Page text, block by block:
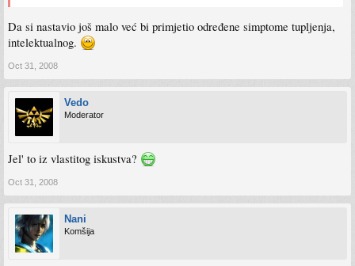
Da si nastavio još malo već bi primjetio određene simptome tupljenja,
intelektualnog.
Oct 31, 2008
Vedo
Moderator
Jel' to iz vlastitog iskustva?
Oct 31, 2008
Nani
Komšija